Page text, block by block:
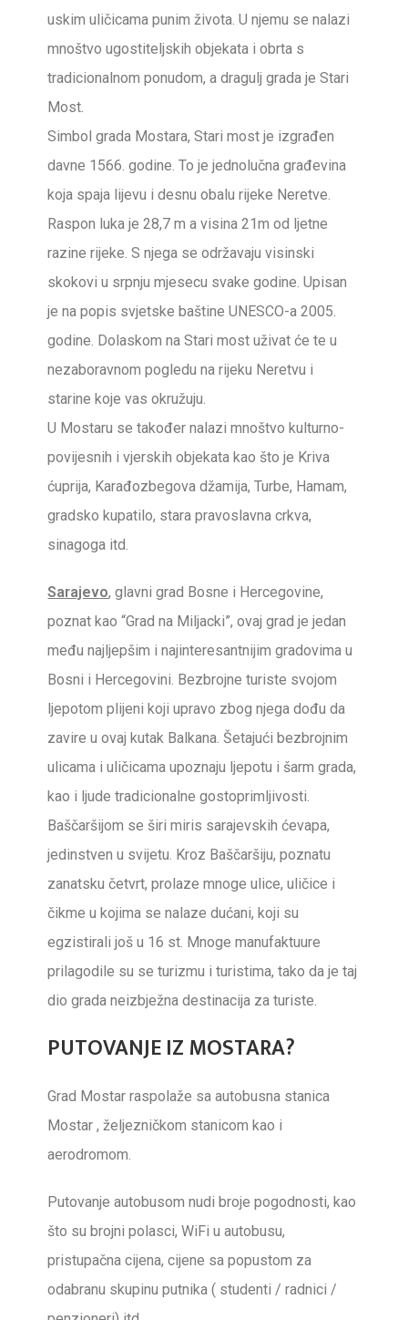
uskim uličicama punim života. U njemu se nalazi
mnoštvo ugostiteljskih objekata i obrta s
tradicionalnom ponudom, a dragulj grada je Stari
Most.
Simbol grada Mostara, Stari most je izgrađen
davne 1566. godine. To je jednolučna građevina
koja spaja lijevu i desnu obalu rijeke Neretve.
Raspon luka je 28,7 m a visina 21m od ljetne
razine rijeke. S njega se održavaju visinski
skokovi u srpnju mjesecu svake godine. Upisan
je na popis svjetske baštine UNESCO-a 2005.
godine. Dolaskom na Stari most uživat će te u
nezaboravnom pogledu na rijeku Neretvu i
starine koje vas okružuju.
U Mostaru se također nalazi mnoštvo kulturno-
povijesnih i vjerskih objekata kao što je Kriva
ćuprija, Karađozbegova džamija, Turbe, Hamam,
gradsko kupatilo, stara pravoslavna crkva,
sinagoga itd.
Sarajevo, glavni grad Bosne i Hercegovine,
poznat kao “Grad na Miljacki”, ovaj grad je jedan
među najljepšim i najinteresantnijim gradovima u
Bosni i Hercegovini. Bezbrojne turiste svojom
ljepotom plijeni koji upravo zbog njega dođu da
zavire u ovaj kutak Balkana. Šetajući bezbrojnim
ulicama i uličicama upoznaju ljepotu i šarm grada,
kao i ljude tradicionalne gostoprimljivosti.
Baščaršijom se širi miris sarajevskih ćevapa,
jedinstven u svijetu. Kroz Baščaršiju, poznatu
zanatsku četvrt, prolaze mnoge ulice, uličice i
čikme u kojima se nalaze dućani, koji su
egzistirali još u 16 st. Mnoge manufaktuure
prilagodile su se turizmu i turistima, tako da je taj
dio grada neizbježna destinacija za turiste.
PUTOVANJE IZ MOSTARA?
Grad Mostar raspolaže sa autobusna stanica
Mostar , željezničkom stanicom kao i
aerodromom.
Putovanje autobusom nudi broje pogodnosti, kao
što su brojni polasci, WiFi u autobusu,
pristupačna cijena, cijene sa popustom za
odabranu skupinu putnika ( studenti / radnici /